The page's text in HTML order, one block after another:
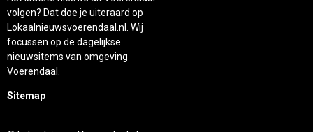
volgen? Dat doe je uiteraard op
Lokaalnieuwsvoerendaal.nl. Wij
focussen op de dagelijkse
nieuwsitems van omgeving
Voerendaal.
Sitemap